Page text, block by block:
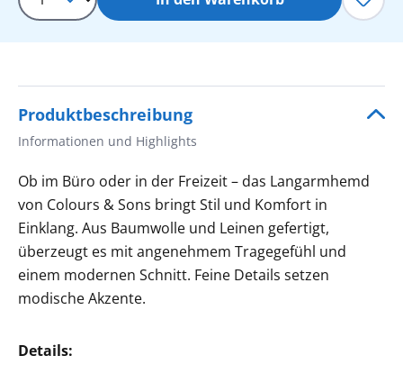
Produktbeschreibung
Informationen und Highlights
Ob im Büro oder in der Freizeit – das Langarmhemd
von Colours & Sons bringt Stil und Komfort in
Einklang. Aus Baumwolle und Leinen gefertigt,
überzeugt es mit angenehmem Tragegefühl und
einem modernen Schnitt. Feine Details setzen
modische Akzente.
Details: